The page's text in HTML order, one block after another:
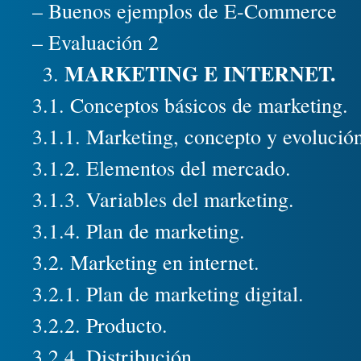
– Buenos ejemplos de E-Commerce
– Evaluación 2
MARKETING E INTERNET.
3.1. Conceptos básicos de marketing.
3.1.1. Marketing, concepto y
3.1.2. Elementos del mercado.
3.1.3. Variables del marketing.
3.1.4. Plan de marketing.
3.2. Marketing en internet.
3.2.1. Plan de marketing digital.
3.2.2. Producto.